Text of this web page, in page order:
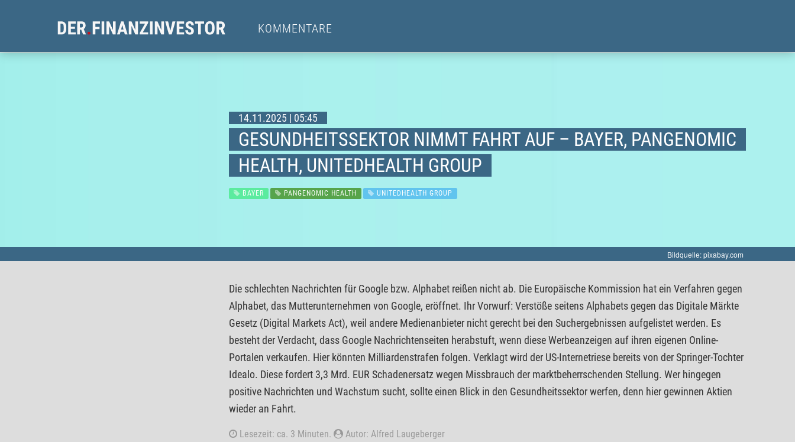
KOMMENTARE
14.11.2025 | 05:45
GESUNDHEITSSEKTOR NIMMT FAHRT AUF – BAYER, PANGENOMIC
HEALTH, UNITEDHEALTH GROUP
BAYER PANGENOMIC HEALTH UNITEDHEALTH GROUP
Bildquelle: pixabay.com
Die schlechten Nachrichten für Google bzw. Alphabet reißen nicht ab. Die Europäische Kommission hat ein Verfahren gegen
Alphabet, das Mutterunternehmen von Google, eröffnet. Ihr Vorwurf: Verstöße seitens Alphabets gegen das Digitale Märkte
Gesetz (Digital Markets Act), weil andere Medienanbieter nicht gerecht bei den Suchergebnissen aufgelistet werden. Es
besteht der Verdacht, dass Google Nachrichtenseiten herabstuft, wenn diese Werbeanzeigen auf ihren eigenen Online-
Portalen verkaufen. Hier könnten Milliardenstrafen folgen. Verklagt wird der US-Internetriese bereits von der Springer-Tochter
Idealo. Diese fordert 3,3 Mrd. EUR Schadenersatz wegen Missbrauch der marktbeherrschenden Stellung. Wer hingegen
positive Nachrichten und Wachstum sucht, sollte einen Blick in den Gesundheitssektor werfen, denn hier gewinnen Aktien
wieder an Fahrt.
Lesezeit: ca. 3 Minuten.
Autor: Alfred Laugeberger